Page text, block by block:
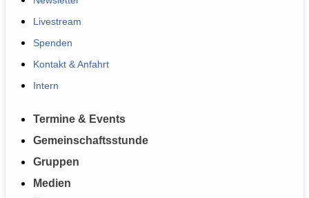
Livestream
Spenden
Kontakt & Anfahrt
Intern
Termine & Events
Gemeinschaftsstunde
Gruppen
Medien